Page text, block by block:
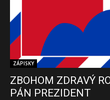
ZÁPISKY
ZBOHOM ZDRAVÝ
PÁN PREZIDENT